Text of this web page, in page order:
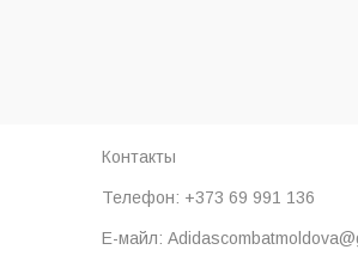
Контакты
Телефон: +373 69 991 136
Е-майл: